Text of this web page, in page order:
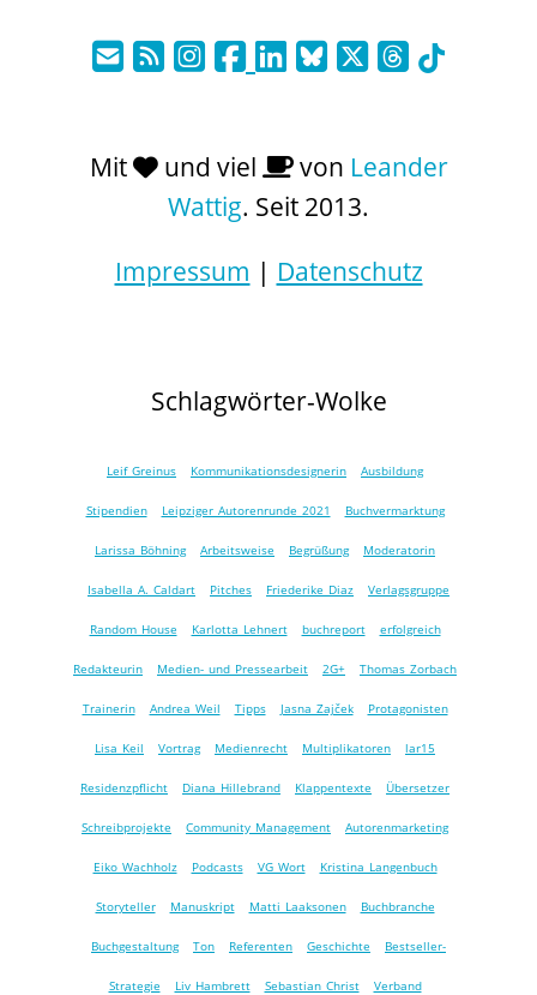
Mit und viel von Leander
Wattig. Seit 2013.
Impressum | Datenschutz
Schlagwörter-Wolke
Leif Greinus Kommunikationsdesignerin Ausbildung
Stipendien Leipziger Autorenrunde 2021 Buchvermarktung
Larissa Böhning Arbeitsweise Begrüßung Moderatorin
Isabella A. Caldart Pitches Friederike Diaz Verlagsgruppe
Random House Karlotta Lehnert buchreport erfolgreich
Redakteurin Medien- und Pressearbeit 2G+ Thomas Zorbach
Trainerin Andrea Weil Tipps Jasna Zajček Protagonisten
Lisa Keil Vortrag Medienrecht Multiplikatoren lar15
Residenzpflicht Diana Hillebrand Klappentexte Übersetzer
Schreibprojekte Community Management Autorenmarketing
Eiko Wachholz Podcasts VG Wort Kristina Langenbuch
Storyteller Manuskript Matti Laaksonen Buchbranche
Buchgestaltung Ton Referenten Geschichte Bestseller-
Strategie Liv Hambrett Sebastian Christ Verband